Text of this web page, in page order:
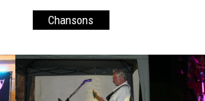
Chansons